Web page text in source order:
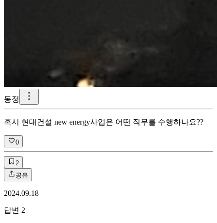
동정
혹시 현대건설 new energy사업은 어떤 직무를 수행하나요??
0
2
공유
2024.09.18
답변 2